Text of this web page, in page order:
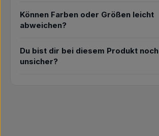
Können Farben oder Größen leicht
abweichen?
Du bist dir bei diesem Produkt noch
unsicher?